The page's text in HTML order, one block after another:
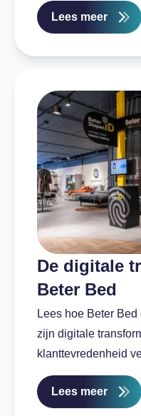
Lees meer
De digitale
Beter Bed
Lees hoe Beter
zijn digitale
klanttevredenheid
Lees meer